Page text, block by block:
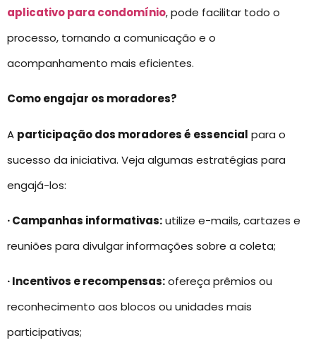
aplicativo para condomínio, pode facilitar todo o
processo, tornando a comunicação e o
acompanhamento mais eficientes.
Como engajar os moradores?
A participação dos moradores é essencial para o
sucesso da iniciativa. Veja algumas estratégias para
engajá-los:
· Campanhas informativas:utilize e-mails, cartazes e
reuniões para divulgar informações sobre a coleta;
· Incentivos e recompensas:ofereça prêmios ou
reconhecimento aos blocos ou unidades mais
participativas;